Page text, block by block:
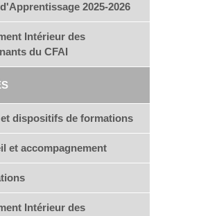
2025-2026
Intérieur des
du CFAI
et dispositifs de formations
et accompagnement
Intérieur des